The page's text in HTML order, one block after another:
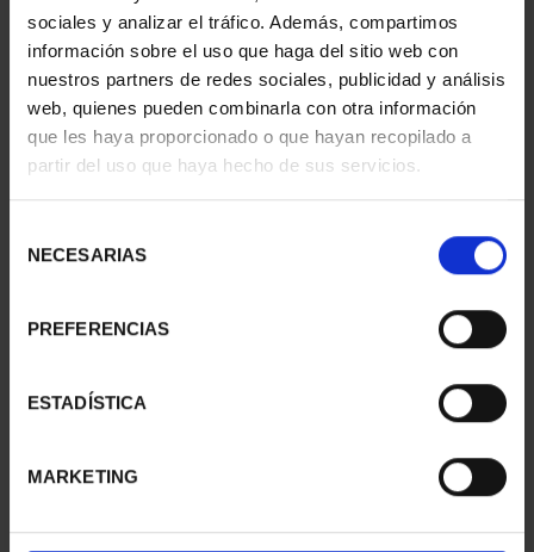
sociales y analizar el tráfico. Además, compartimos
información sobre el uso que haga del sitio web con
nuestros partners de redes sociales, publicidad y análisis
web, quienes pueden combinarla con otra información
que les haya proporcionado o que hayan recopilado a
partir del uso que haya hecho de sus servicios.
NECESARIAS
PREFERENCIAS
ESTADÍSTICA
MARKETING
A400M
€16.94